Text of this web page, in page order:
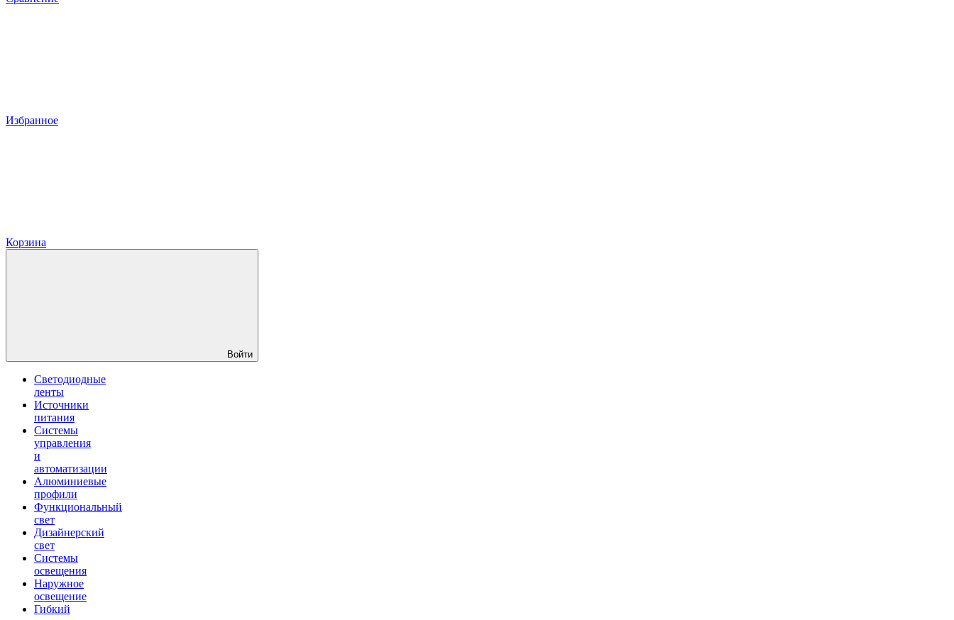
Избранное
Корзина
Войти
Светодиодные
ленты
Источники
питания
Системы
управления
и
автоматизации
Алюминиевые
профили
Функциональный
свет
Дизайнерский
свет
Системы
освещения
Наружное
освещение
Гибкий